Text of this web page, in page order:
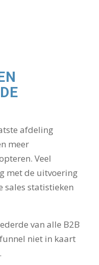
afdeling
meer
Veel
met de uitvoering
sales statistieken
van alle B2B
niet in kaart